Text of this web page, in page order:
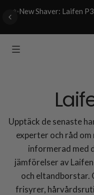
✨New Shaver: Laifen
Upptäck de senaste
experter och råd om
informerad med
jämförelser av
och eltandborstar.
frisyrer,